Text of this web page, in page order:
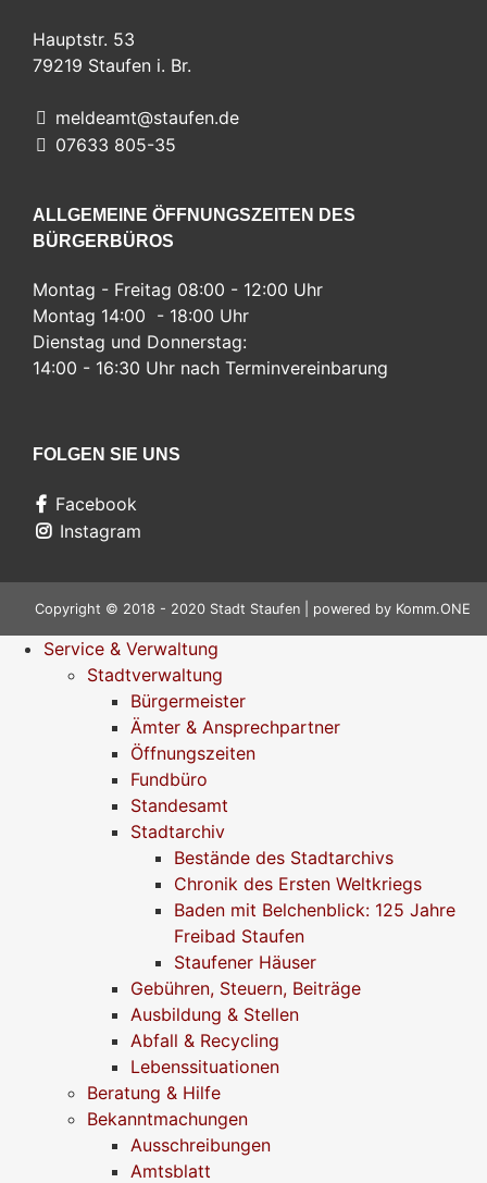
Hauptstr. 53
79219 Staufen i. Br.
meldeamt@staufen.de
07633 805-35
ALLGEMEINE ÖFFNUNGSZEITEN DES
BÜRGERBÜROS
Montag - Freitag 08:00 - 12:00 Uhr
Montag 14:00 - 18:00 Uhr
Dienstag und Donnerstag:
14:00 - 16:30 Uhr nach Terminvereinbarung
FOLGEN SIE UNS
Facebook
Instagram
Copyright © 2018 - 2020 Stadt Staufen | powered by Komm.ONE
Service & Verwaltung
Stadtverwaltung
Bürgermeister
Ämter & Ansprechpartner
Öffnungszeiten
Fundbüro
Standesamt
Stadtarchiv
Bestände des Stadtarchivs
Chronik des Ersten Weltkriegs
Baden mit Belchenblick: 125 Jahre
Freibad Staufen
Staufener Häuser
Gebühren, Steuern, Beiträge
Ausbildung & Stellen
Abfall & Recycling
Lebenssituationen
Beratung & Hilfe
Bekanntmachungen
Ausschreibungen
Amtsblatt